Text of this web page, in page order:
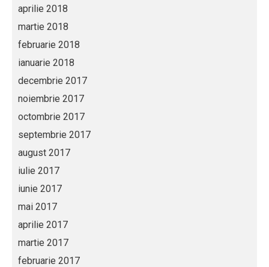
aprilie 2018
martie 2018
februarie 2018
ianuarie 2018
decembrie 2017
noiembrie 2017
octombrie 2017
septembrie 2017
august 2017
iulie 2017
iunie 2017
mai 2017
aprilie 2017
martie 2017
februarie 2017